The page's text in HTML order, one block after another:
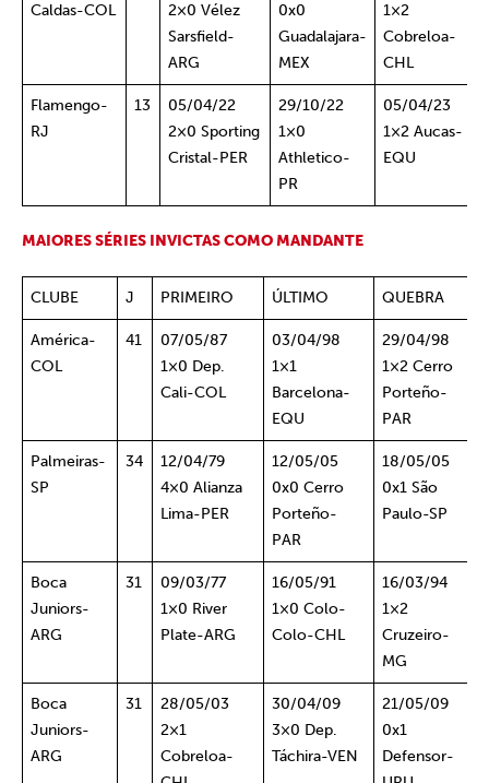
Caldas-COL
2×0 Vélez
Sarsfield-
ARG
0x0
Guadalajara-
MEX
1×2
Cobreloa-
CHL
Flamengo-
RJ
13
05/04/22
2×0 Sporting
Cristal-PER
29/10/22
1×0
Athletico-
PR
05/04/23
1×2 Aucas-
EQU
MAIORES SÉRIES INVICTAS COMO MANDANTE
CLUBE J PRIMEIRO ÚLTIMO QUEBRA
América-
COL
41
07/05/87
1×0 Dep.
Cali-COL
03/04/98
1×1
Barcelona-
EQU
29/04/98
1×2 Cerro
Porteño-
PAR
Palmeiras-
SP
34
12/04/79
4×0 Alianza
Lima-PER
12/05/05
0x0 Cerro
Porteño-
PAR
18/05/05
0x1 São
Paulo-SP
Boca
Juniors-
ARG
31
09/03/77
1×0 River
Plate-ARG
16/05/91
1×0 Colo-
Colo-CHL
16/03/94
1×2
Cruzeiro-
MG
Boca
Juniors-
ARG
31
28/05/03
2×1
Cobreloa-
30/04/09
3×0 Dep.
Táchira-VEN
21/05/09
0x1
Defensor-